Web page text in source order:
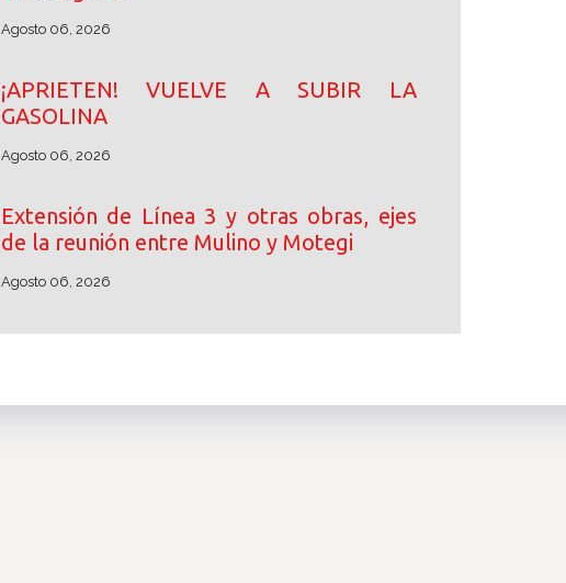
Agosto 06, 2026
¡APRIETEN! VUELVE A SUBIR LA
GASOLINA
Agosto 06, 2026
Extensión de Línea 3 y otras obras, ejes
de la reunión entre Mulino y Motegi
Agosto 06, 2026